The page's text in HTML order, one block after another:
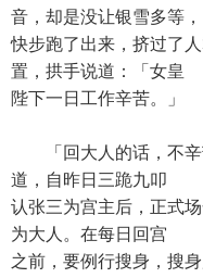
音，却是没让银雪多等，
快步跑了出来，挤过了
置，拱手说道：「女皇
陛下一日工作辛苦。」
「回大人的话，不辛
道，自昨日三跪九叩
认张三为宫主后，正式
为大人。在每日回宫
之前，要例行搜身，搜